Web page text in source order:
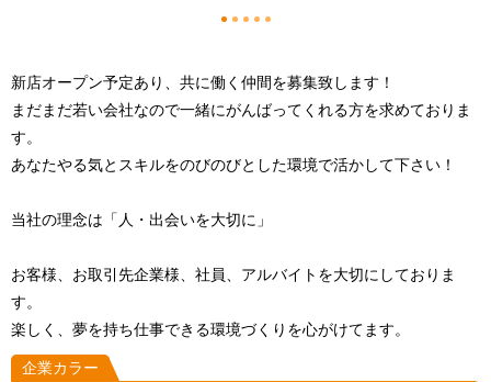
12345
新店オープン予定あり、共に働く仲間を募集致します！
まだまだ若い会社なので一緒にがんばってくれる方を求めておりま
す。
あなたやる気とスキルをのびのびとした環境で活かして下さい！
当社の理念は「人・出会いを大切に」
お客様、お取引先企業様、社員、アルバイトを大切にしておりま
す。
楽しく、夢を持ち仕事できる環境づくりを心がけてます。
企業カラー